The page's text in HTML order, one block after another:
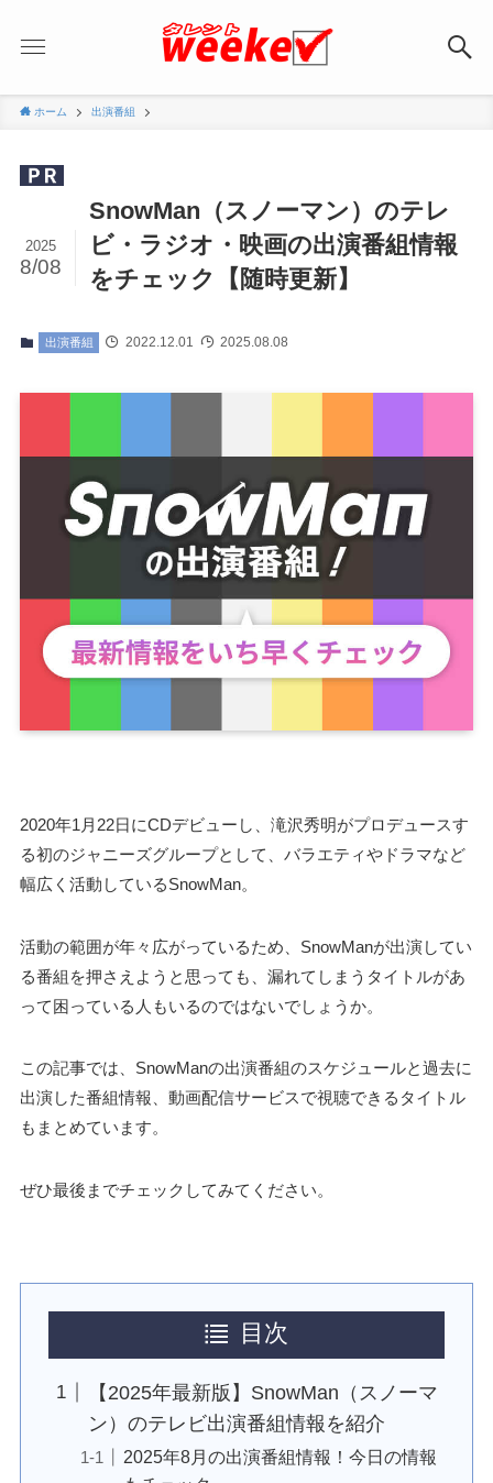
ホーム 出演番組
SnowMan（スノーマン）のテレ
ビ・ラジオ・映画の出演番組情報
をチェック【随時更新】
2025
8/08
出演番組 2022.12.01 2025.08.08
2020年1月22日にCDデビューし、滝沢秀明がプロデュースす
る初のジャニーズグループとして、バラエティやドラマなど
幅広く活動しているSnowMan。
活動の範囲が年々広がっているため、SnowManが出演してい
る番組を押さえようと思っても、漏れてしまうタイトルがあ
って困っている人もいるのではないでしょうか。
この記事では、SnowManの出演番組のスケジュールと過去に
出演した番組情報、動画配信サービスで視聴できるタイトル
もまとめています。
ぜひ最後までチェックしてみてください。
目次
【2025年最新版】SnowMan（スノーマ
ン）のテレビ出演番組情報を紹介
2025年8月の出演番組情報！今日の情報